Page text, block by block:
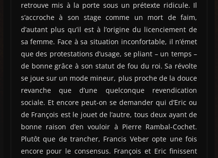
retrouve mis à la porte sous un prétexte ridicule. Il
s’accroche à son stage comme un mort de faim,
d’autant plus qu’il est à l’origine du licenciement de
sa femme. Face à sa situation inconfortable, il n’émet
que des protestations d’usage, se pliant – un temps –
de bonne grâce à son statut de fou du roi. Sa révolte
se joue sur un mode mineur, plus proche de la douce
revanche que d’une quelconque revendication
sociale. Et encore peut-on se demander qui d’Eric ou
de François est le jouet de l’autre, tous deux ayant de
bonne raison d’en vouloir à Pierre Rambal-Cochet.
Plutôt que de trancher, Francis Veber opte une fois
encore pour le consensus. François et Eric finissent